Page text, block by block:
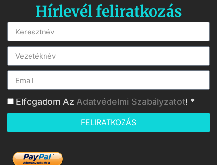
Hírlevél feliratkozás
Elfogadom Az Adatvédelmi Szabályzatot! *
FELIRATKOZÁS